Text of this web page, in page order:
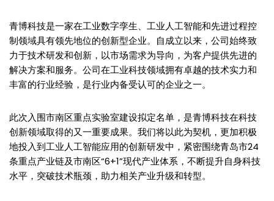
青博科技是一家在工业数字孪生、工业人工智能和先进过程控
制领域具有领先地位的创新型企业。自成立以来，公司始终致
力于技术研发和创新，以市场需求为导向，为客户提供先进的
解决方案和服务。公司在工业科技领域拥有卓越的技术实力和
丰富的行业经验，是行业内备受认可的企业之一。
此次入围市南区重点实验室建设拟定名单，是青博科技在科技
创新领域取得的又一重要成果。我们将以此为契机，更加积极
地投入到工业人工智能应用的创新研发中，紧密围绕青岛市24
条重点产业链及市南区“6+1”现代产业体系，不断提升自身科技
水平，突破技术瓶颈，助力相关产业升级和转型。